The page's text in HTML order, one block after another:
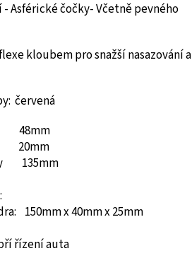
- Asférické čočky- Včetně pevného
kloubem pro snažší nasazování a
červená
48mm
20mm
135mm
150mm x 40mm x 25mm
řízení auta